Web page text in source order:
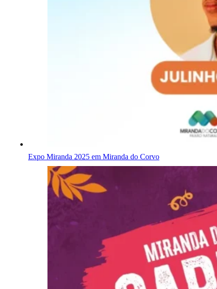
Expo Miranda 2025 em Miranda do Corvo